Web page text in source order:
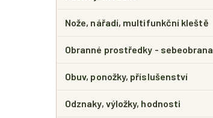
Nože, nářadí, multifunkční kleště
Obranné prostředky - sebeobrana
Obuv, ponožky, příslušenství
Odznaky, výložky, hodnosti